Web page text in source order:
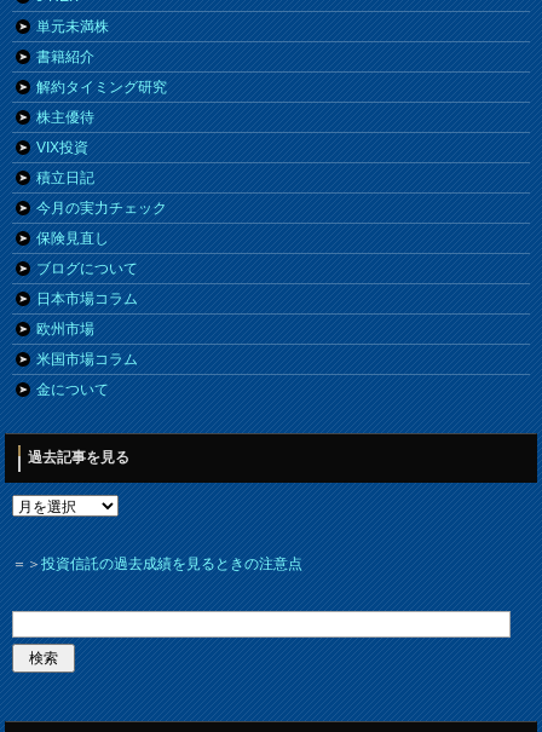
単元未満株
書籍紹介
解約タイミング研究
株主優待
VIX投資
積立日記
今月の実力チェック
保険見直し
ブログについて
日本市場コラム
欧州市場
米国市場コラム
金について
過去記事を見る
＝＞投資信託の過去成績を見るときの注意点